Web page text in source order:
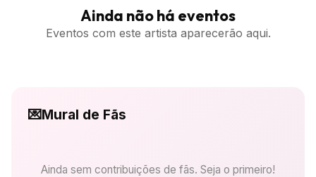
Ainda não há eventos
Eventos com este artista aparecerão aqui.
💌Mural de Fãs
Ainda sem contribuições de fãs. Seja o primeiro!